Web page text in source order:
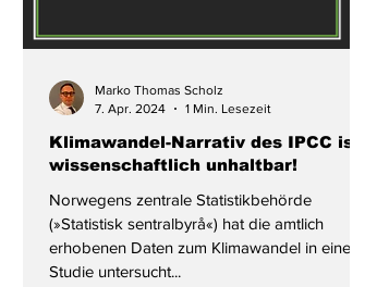
Klimawandel-Narrativ des IPCC ist
wissenschaftlich unhaltbar!
Norwegens zentrale Statistikbehörde
(»Statistisk sentralbyrå«) hat die amtlich
erhobenen Daten zum Klimawandel in einer
Studie untersucht...
Marko Thomas Scholz
7. Apr. 2024
1 Min. Lesezeit